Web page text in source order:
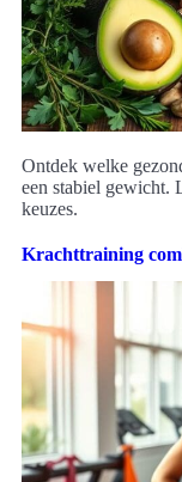
Ontdek welke
een stabiel gewicht.
keuzes.
Krachttraining